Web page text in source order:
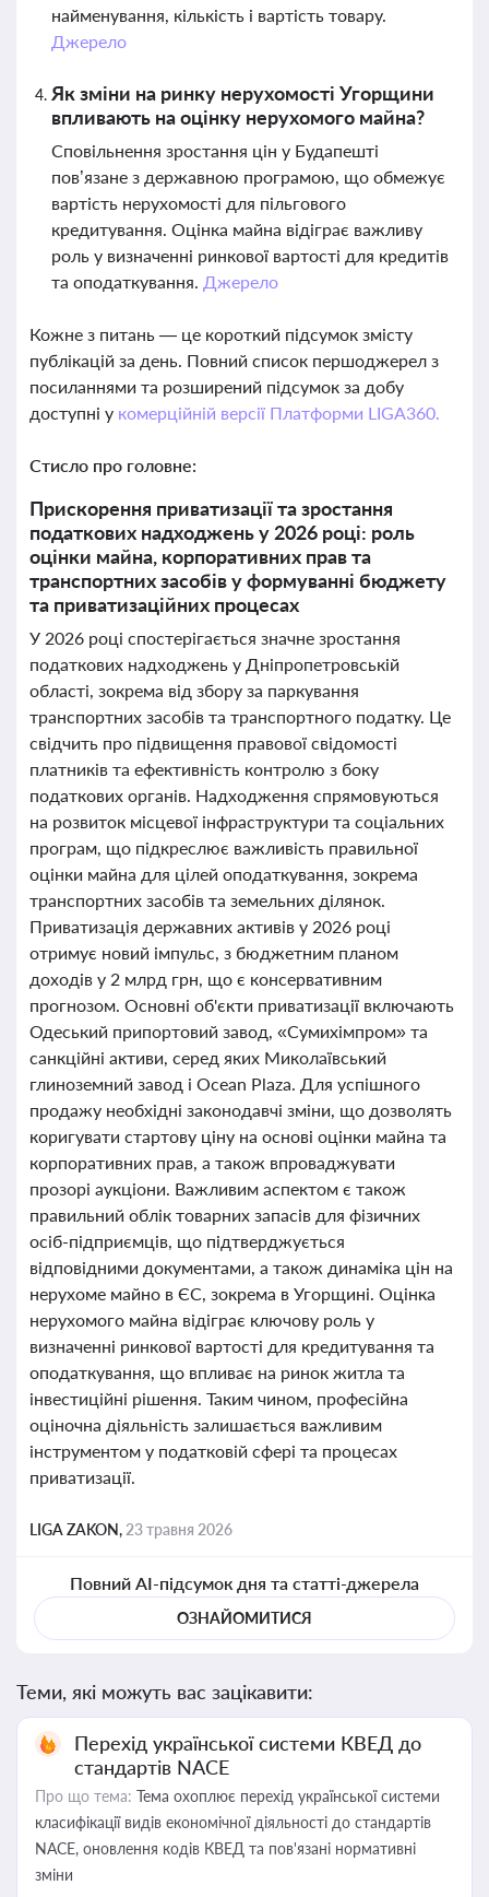
найменування, кількість і вартість товару.
Джерело
Як зміни на ринку нерухомості Угорщини
впливають на оцінку нерухомого майна?
Сповільнення зростання цін у Будапешті
пов’язане з державною програмою, що обмежує
вартість нерухомості для пільгового
кредитування. Оцінка майна відіграє важливу
роль у визначенні ринкової вартості для кредитів
та оподаткування. Джерело
Кожне з питань — це короткий підсумок змісту
публікацій за день. Повний список першоджерел з
посиланнями та розширений підсумок за добу
доступні у комерційній версії Платформи LIGA360.
Стисло про головне:
Прискорення приватизації та зростання
податкових надходжень у 2026 році: роль
оцінки майна, корпоративних прав та
транспортних засобів у формуванні бюджету
та приватизаційних процесах
У 2026 році спостерігається значне зростання
податкових надходжень у Дніпропетровській
області, зокрема від збору за паркування
транспортних засобів та транспортного податку. Це
свідчить про підвищення правової свідомості
платників та ефективність контролю з боку
податкових органів. Надходження спрямовуються
на розвиток місцевої інфраструктури та соціальних
програм, що підкреслює важливість правильної
оцінки майна для цілей оподаткування, зокрема
транспортних засобів та земельних ділянок.
Приватизація державних активів у 2026 році
отримує новий імпульс, з бюджетним планом
доходів у 2 млрд грн, що є консервативним
прогнозом. Основні об'єкти приватизації включають
Одеський припортовий завод, «Сумихімпром» та
санкційні активи, серед яких Миколаївський
глиноземний завод і Ocean Plaza. Для успішного
продажу необхідні законодавчі зміни, що дозволять
коригувати стартову ціну на основі оцінки майна та
корпоративних прав, а також впроваджувати
прозорі аукціони. Важливим аспектом є також
правильний облік товарних запасів для фізичних
осіб-підприємців, що підтверджується
відповідними документами, а також динаміка цін на
нерухоме майно в ЄС, зокрема в Угорщині. Оцінка
нерухомого майна відіграє ключову роль у
визначенні ринкової вартості для кредитування та
оподаткування, що впливає на ринок житла та
інвестиційні рішення. Таким чином, професійна
оціночна діяльність залишається важливим
інструментом у податковій сфері та процесах
приватизації.
LIGA ZAKON, 23 травня 2026
Повний AI-підсумок дня та статті-джерела
ОЗНАЙОМИТИСЯ
Теми, які можуть вас зацікавити:
Перехід української системи КВЕД до
стандартів NACE
Про що тема: Тема охоплює перехід української системи
класифікації видів економічної діяльності до стандартів
NACE, оновлення кодів КВЕД та пов'язані нормативні
зміни